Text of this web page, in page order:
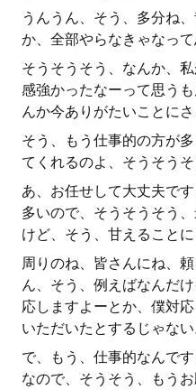
うんうん、そう、多分ね
か、全部やらなきゃなって
そうそうそう、なんか、
感強かったなーって思う
んか今ありがたいことにさ
そう、もう仕事的の方が
てくれるのよ、そうそう
あ、お任せして大丈夫で
多いので、そうそうそう
けど、そう、甘えることに
周りのね、皆さんにね、
ん、そう、例えばなんだ
応しますよーとか、僕対
いただいたとするじゃない
で、もう、仕事的なんで
なので、そうそう、もう